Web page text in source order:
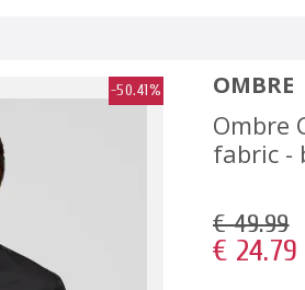
-50.41% OMBRE
Ombre
fabric -
€ 49.99
€ 24.79